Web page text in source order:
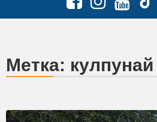
Метка: кулпунай